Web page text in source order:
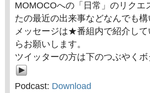
MOMOCOへの「日常」のリク
たの最近の出来事などなんでも構
メッセージは★番組内で紹介し
らお願いします。
ツイッターの方は下のつぶやく
Podcast: Download